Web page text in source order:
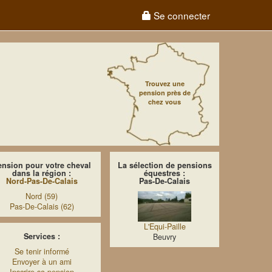
Se connecter
Trouvez une
pension près de
chez vous
pour votre cheval
dans la région :
Nord-Pas-De-Calais
Nord (59)
Pas-De-Calais (62)
Services :
Se tenir informé
Envoyer à un ami
La sélection de pensions
équestres :
Pas-De-Calais
L'Equi-Paille
Beuvry